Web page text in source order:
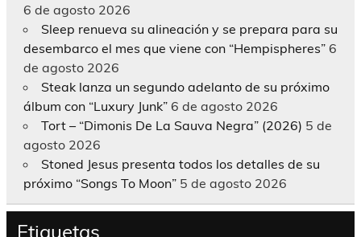
6 de agosto 2026
Sleep renueva su alineación y se prepara para su
desembarco el mes que viene con “Hempispheres” 6
de agosto 2026
Steak lanza un segundo adelanto de su próximo
álbum con “Luxury Junk” 6 de agosto 2026
Tort – “Dimonis De La Sauva Negra” (2026) 5 de
agosto 2026
Stoned Jesus presenta todos los detalles de su
próximo “Songs To Moon” 5 de agosto 2026
Etiquetas